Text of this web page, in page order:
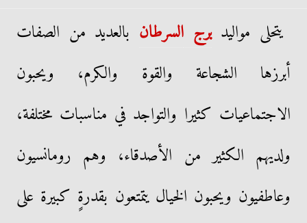
يتحلى مواليدبرج السرطان بالعديد من الصفات
أبرزها الشجاعة والقوة والكرم، ويحبون
الاجتماعيات كثيرا والتواجد في مناسبات مختلفة،
ولديهم الكثير من الأصدقاء، وهم رومانسيون
وعاطفيون ويحبون الخيال يتمتعون بقدرةٍ كبيرة على